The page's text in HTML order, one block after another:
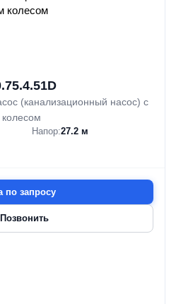
(канализационный насос) с
Напор:27.2 м
по запросу
Позвонить